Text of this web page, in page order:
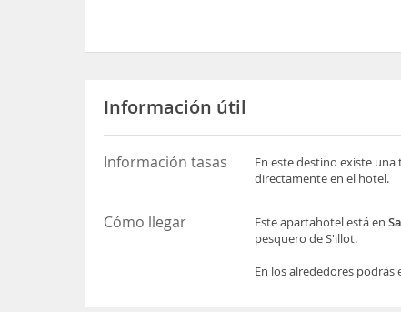
Información útil
Información tasas
En este destino existe
directamente en el hotel.
Cómo llegar Este apartahotel está en
pesquero de S'illot.
En los alrededores